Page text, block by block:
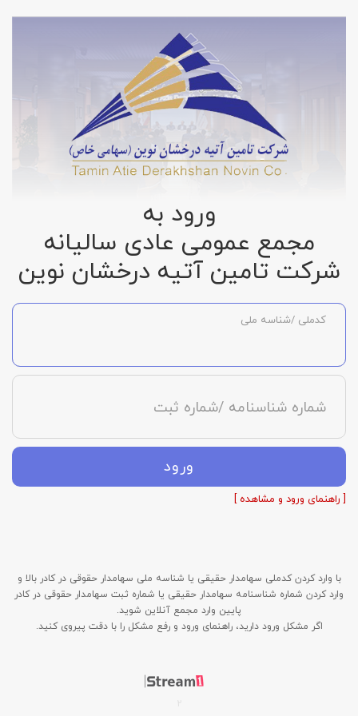
ورود به
مجمع عمومی عادی سالیانه
شرکت تامین آتیه درخشان نوین
کدملی /شناسه ملی
شماره شناسنامه /شماره ثبت
ورود
[ راهنمای ورود و مشاهده ]
با وارد کردن کدملی سهامدار حقیقی یا شناسه ملی سهامدار حقوقی در کادر بالا و
وارد کردن شماره شناسنامه سهامدار حقیقی یا شماره ثبت سهامدار حقوقی در کادر
پایین وارد مجمع آنلاین شوید.
اگر مشکل ورود دارید، راهنمای ورود و رفع مشکل را با دقت پیروی کنید.